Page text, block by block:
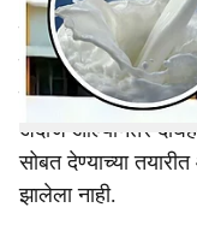
eराष्ट्रवादीचे नेते व
त्यांचे बंधू रामराजे
महायुतीमध्ये जागा
अंदाज आल्यानंतर
सोबत देण्याच्या
झालेला नाही.